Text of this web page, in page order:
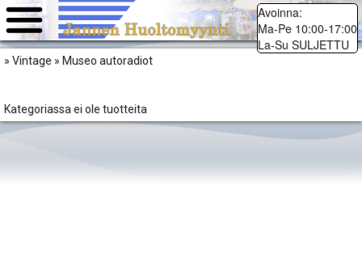
Avoinna:
Ma-Pe 10:00-17:00
La-Su SULJETTU
» Vintage » Museo autoradiot
Kategoriassa ei ole tuotteita